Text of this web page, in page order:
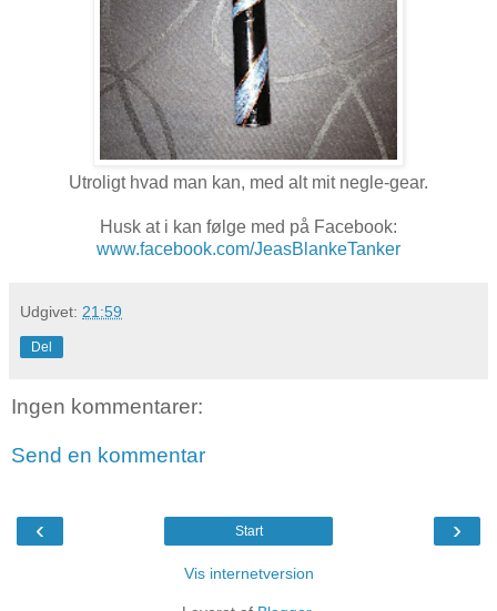
Utroligt hvad man kan, med alt mit negle-gear.
Husk at i kan følge med på Facebook:
www.facebook.com/JeasBlankeTanker
Udgivet: 21:59
Del
Ingen kommentarer:
Send en kommentar
‹ ›
Start
Vis internetversion